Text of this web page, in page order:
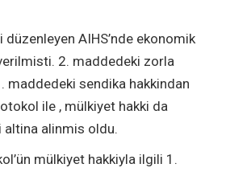
AIHS’nde ekonomik
2. maddedeki zorla
maddedeki sendika hakkindan
ile , mülkiyet hakki da
alinmis oldu.
mülkiyet hakkiyla ilgili 1.